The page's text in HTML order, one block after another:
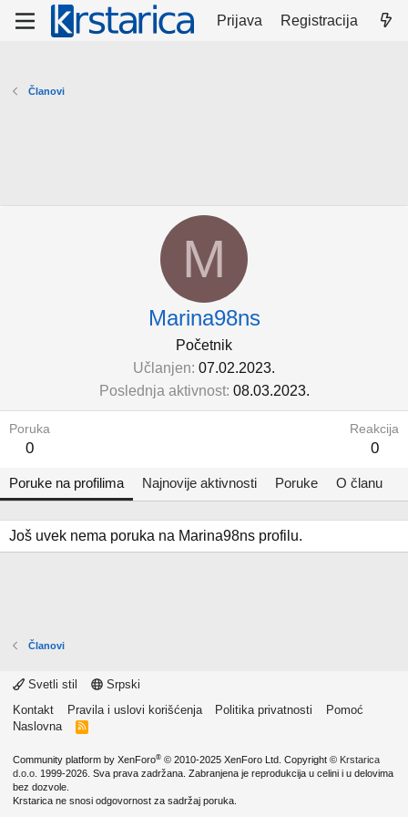
Prijava Registracija
Članovi
M
Marina98ns
Početnik
Učlanjen 07.02.2023.
Poslednja aktivnost 08.03.2023.
Poruka
0
Reakcija
0
Poruke na profilima Najnovije aktivnosti Poruke O članu
Još uvek nema poruka na Marina98ns profilu.
Članovi
Svetli stil
Srpski
Kontakt
Pravila i uslovi korišćenja Politika privatnosti
Pomoć
Naslovna
R
Community platform by XenForo® © 2010-2025 XenForo Ltd. Copyright © Krstarica
d.o.o. 1999-2026. Sva prava zadržana. Zabranjena je reprodukcija u celini i u delovima
bez dozvole.
Krstarica ne snosi odgovornost za sadržaj poruka.